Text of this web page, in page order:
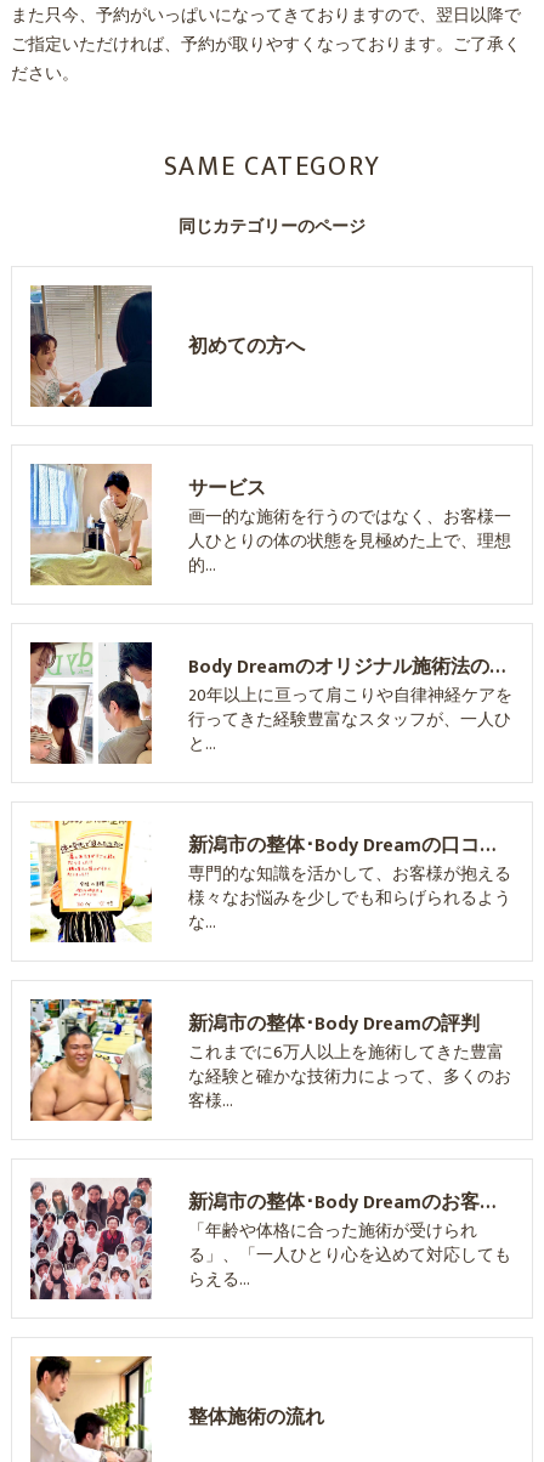
また只今、予約がいっぱいになってきておりますので、翌日以降で
ご指定いただければ、予約が取りやすくなっております。ご了承く
ださい。
同じカテゴリーのページ
SAME CATEGORY
初めての方へ
サービス
画一的な施術を行うのではなく、お客様一
人ひとりの体の状態を見極めた上で、理想
的…
Body Dreamのオリジナル施術法の特徴
20年以上に亘って肩こりや自律神経ケアを
行ってきた経験豊富なスタッフが、一人ひ
と…
新潟市の整体･Body Dreamの口コミ情報
専門的な知識を活かして、お客様が抱える
様々なお悩みを少しでも和らげられるよう
な…
新潟市の整体･Body Dreamの評判
これまでに6万人以上を施術してきた豊富
な経験と確かな技術力によって、多くのお
客様…
新潟市の整体･Body Dreamのお客様の声
「年齢や体格に合った施術が受けられ
る」、「一人ひとり心を込めて対応しても
らえる…
整体施術の流れ